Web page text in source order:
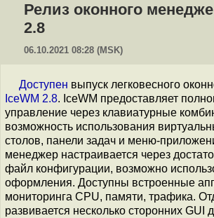
Релиз оконного
2.8
06.10.2021 08:28 (MSK)
Доступен выпуск легковесного
IceWM 2.8. IceWM предоставляет
управление через клавиатурные
возможность использования
столов, панели задач и меню-
менеджер настраивается через
файл конфигурации, возможно
оформления. Доступны встроенные
мониторинга CPU, памяти, трафика.
развивается несколько сторонних GUI